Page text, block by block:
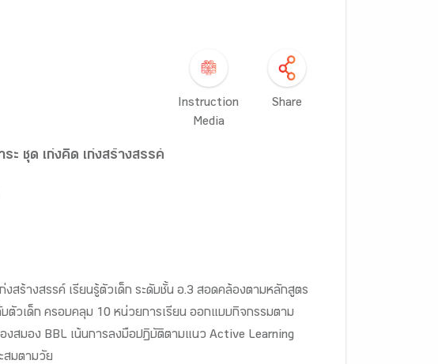
Instruction
Media
Share
ะ ชุด เก่งคิด เก่งสร้างสรรค์
งสร้างสรรค์ เรียนรู้ตัวเด็ก ระดับชั้น อ.3 สอดคล้องตามหลักสูตร
ตัวเด็ก ครอบคลุม 10 หน่วยการเรียน ออกแบบกิจกรรมตาม
งสมอง BBL เน้นการลงมือปฏิบัติตามแนว Active Learning
สมตามวัย